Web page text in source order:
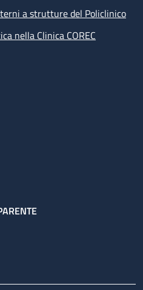
a strutture del Policlinico
nella Clinica COREC